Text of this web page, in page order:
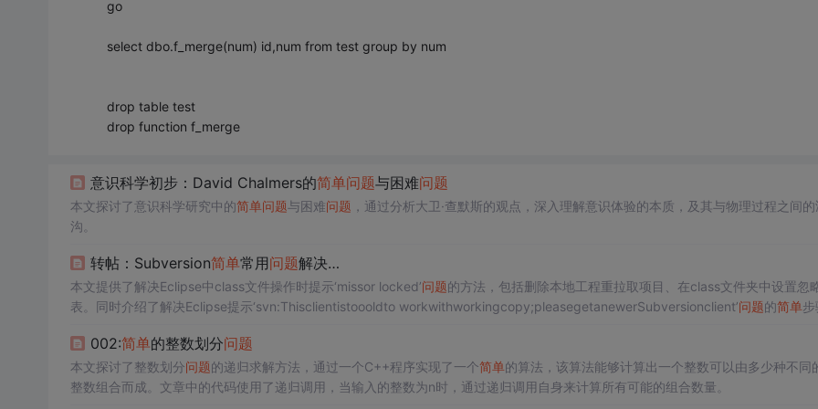
go
select dbo.f_merge(num) id,num from test group by num
drop table test
drop function f_merge
意识科学初步：David Chalmers的简单问题与困难问题
本文探讨了意识科学研究中的简单问题与困难问题 ，通过分析大卫·查默斯的观点，深入理解意识体验的本质，及其与物理过程之间的
沟。
转帖：Subversion简单常用问题解决…
本文提供了解决Eclipse中class文件操作时提示‘missor locked’问题的方法，包括删除本地工程重拉取项目、在class文件夹中设置忽
表。同时介绍了解决Eclipse提示‘svn:Thisclientistoooldto workwithworkingcopy;pleasegetanewerSubversionclient’问题的简单步
002:简单的整数划分问题
本文探讨了整数划分问题的递归求解方法，通过一个C++程序实现了一个简单的算法，该算法能够计算出一个整数可以由多少种不同
整数组合而成。文章中的代码使用了递归调用，当输入的整数为n时，通过递归调用自身来计算所有可能的组合数量。